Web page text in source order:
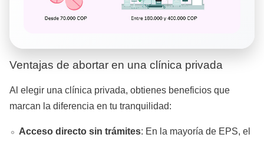
Ventajas de abortar en una clínica privada
Al elegir una clínica privada, obtienes beneficios que
marcan la diferencia en tu tranquilidad:
Acceso directo sin trámites: En la mayoría de EPS, el